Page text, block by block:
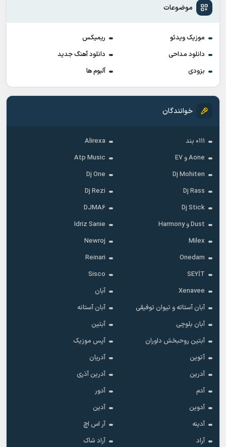
موضوعات
موزیک ویدئو
ریمیکس
دانلود مداحی
دانلود آهنگ جدید
بزودی
آلبوم ها
خوانندگان
۰۱۱۱ بند
Alirexa
Aone و E7
Atp Music
Dj Mohiten
Dj One
Dj Rass
Dj Rezi
Dj Stick
DJMA6
Dust و Harmony
Idriz Sanie
Milex
Newroj
Onedam
Reinari
SEYİT
Sisco
Xenavee
آبان
آبان آستاته و تیوان توفیقی
آبان آستانه
آبان بلوچی
آبتین
آبتین روحبخش داوران
آپس موزیک
آتوین
آدریان
آدرین
آدرین آذری
آدم
آدور
آدوین
آدین
آدینه
آر اس اچ
آراد
آراد شاک